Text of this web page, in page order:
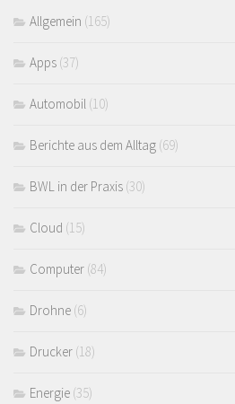
Allgemein (165)
Apps (37)
Automobil (10)
Berichte aus dem Alltag (69)
BWL in der Praxis (30)
Cloud (15)
Computer (84)
Drohne (6)
Drucker (18)
Energie (35)